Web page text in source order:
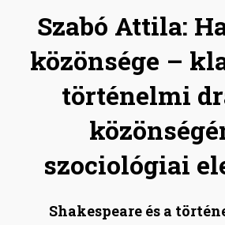
Szabó Attila:
közönsége –
történelmi
szociológiai
Shakespeare és a